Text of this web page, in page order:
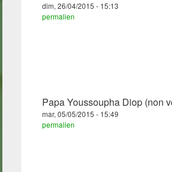
dim, 26/04/2015 - 15:13
permalien
Papa Youssoupha Diop (non
mar, 05/05/2015 - 15:49
permalien